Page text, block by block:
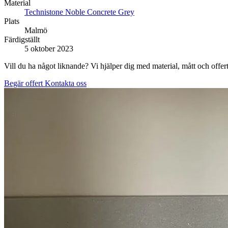
Material
Technistone Noble Concrete Grey
Plats
Malmö
Färdigställt
5 oktober 2023
Vill du ha något liknande? Vi hjälper dig med material, mått och
Begär offert Kontakta oss